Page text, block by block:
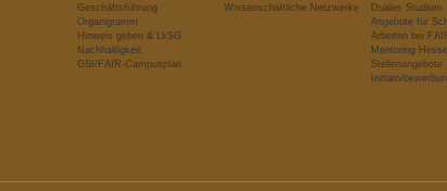
Geschäftsführung
Organigramm
Hinweis geben & LkSG
Nachhaltigkeit
GSI/FAIR-Campusplan
Wissenschaftliche Netzwerke
Duales Studium
Angebote für
Arbeiten bei
Mentoring
Stellenangebote